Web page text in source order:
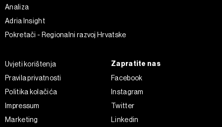
Analiza
Adria Insight
Pokretači - Regionalni razvoj Hrvatske
Uvjeti korištenja
Pravila privatnosti
Politika kolačića
Impressum
Marketing
Zapratite nas
Facebook
Instagram
Twitter
Linkedin